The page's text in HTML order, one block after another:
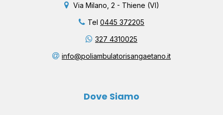
Via Milano, 2 - Thiene (VI)
Tel 0445 372205
327 4310025
info@poliambulatorisangaetano.it
Dove Siamo